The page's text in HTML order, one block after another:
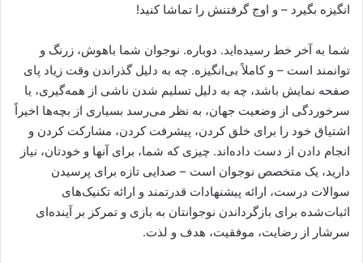
انگیزه بگیرد – و اوج گرفتنش را تماشا کنید!
شما به آخر خط رسیده‌اید. دوباره. نوجوان شما باهوش، زرنگ و
توانمند است – و کاملاً بی‌انگیزه. چه به دلیل گذراندن وقت زیاد پای
صفحه نمایش باشد، چه به دلیل تسلیم شدن ناشی از همه‌گیری، یا
سرخوردگی از وضعیت جهان، به نظر می‌رسد بسیاری از بچه‌ها اخیراً
اشتیاق خود را برای خلق کردن، پیشرفت کردن، مشارکت کردن و
انجام دادن از دست داده‌اند. چیزی که شما، برای آنها و خودتان، نیاز
دارید، یک متخصص نوجوان است – صدایی تازه برای پرسیدن
سوالات درست، ارائه پیشنهادات قدرتمند و ارائه تکنیک‌های
اثبات‌شده برای بازگرداندن نوجوانتان به بازی و تمرکز بر آینده‌ای
سرشار از رضایت، موفقیت، هدف و لذت.